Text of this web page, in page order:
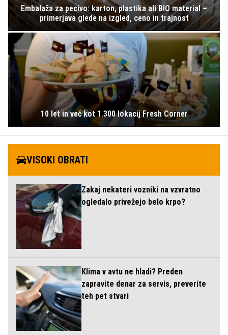
Embalaža za pecivo: karton, plastika ali BIO material –
primerjava glede na izgled, ceno in trajnost
10 let in več kot 1.300 lokacij Fresh Corner
VISOKI OBRATI
Zakaj nekateri vozniki na vzvratno
ogledalo privežejo belo krpo?
Klima v avtu ne hladi? Preden
zapravite denar za servis, preverite
teh pet stvari